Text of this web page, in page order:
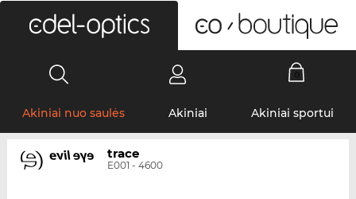
Akiniai nuo saulės Akiniai Akiniai sportui
trace
E001 - 4600